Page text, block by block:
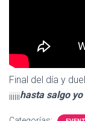
Final del día y
¡¡¡¡¡¡hasta salgo